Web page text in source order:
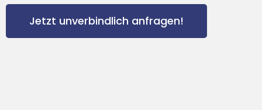
Jetzt unverbindlich anfragen!